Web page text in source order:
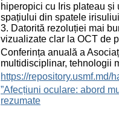
hiperopici cu Iris plateau
spațiului din spatele
3. Datorită rezoluției mai
vizualizate clar la OCT de
Conferința anuală a
multidisciplinar, tehnologii
https://repository.usmf.md/
”Afecțiuni oculare: abord
rezumate